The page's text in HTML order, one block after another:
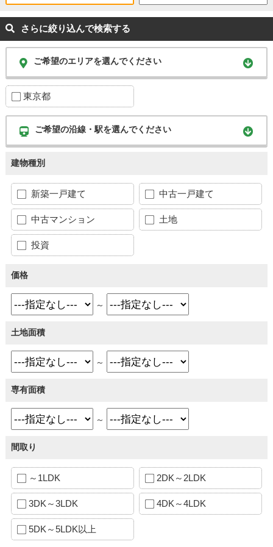
さらに絞り込んで検索する
ご希望のエリアを選んでください
東京都
ご希望の沿線・駅を選んでください
建物種別
新築一戸建て 中古一戸建て
中古マンション 土地
投資
価格
～
土地面積
～
専有面積
～
間取り
～1LDK 2DK～2LDK
3DK～3LDK 4DK～4LDK
5DK～5LDK以上